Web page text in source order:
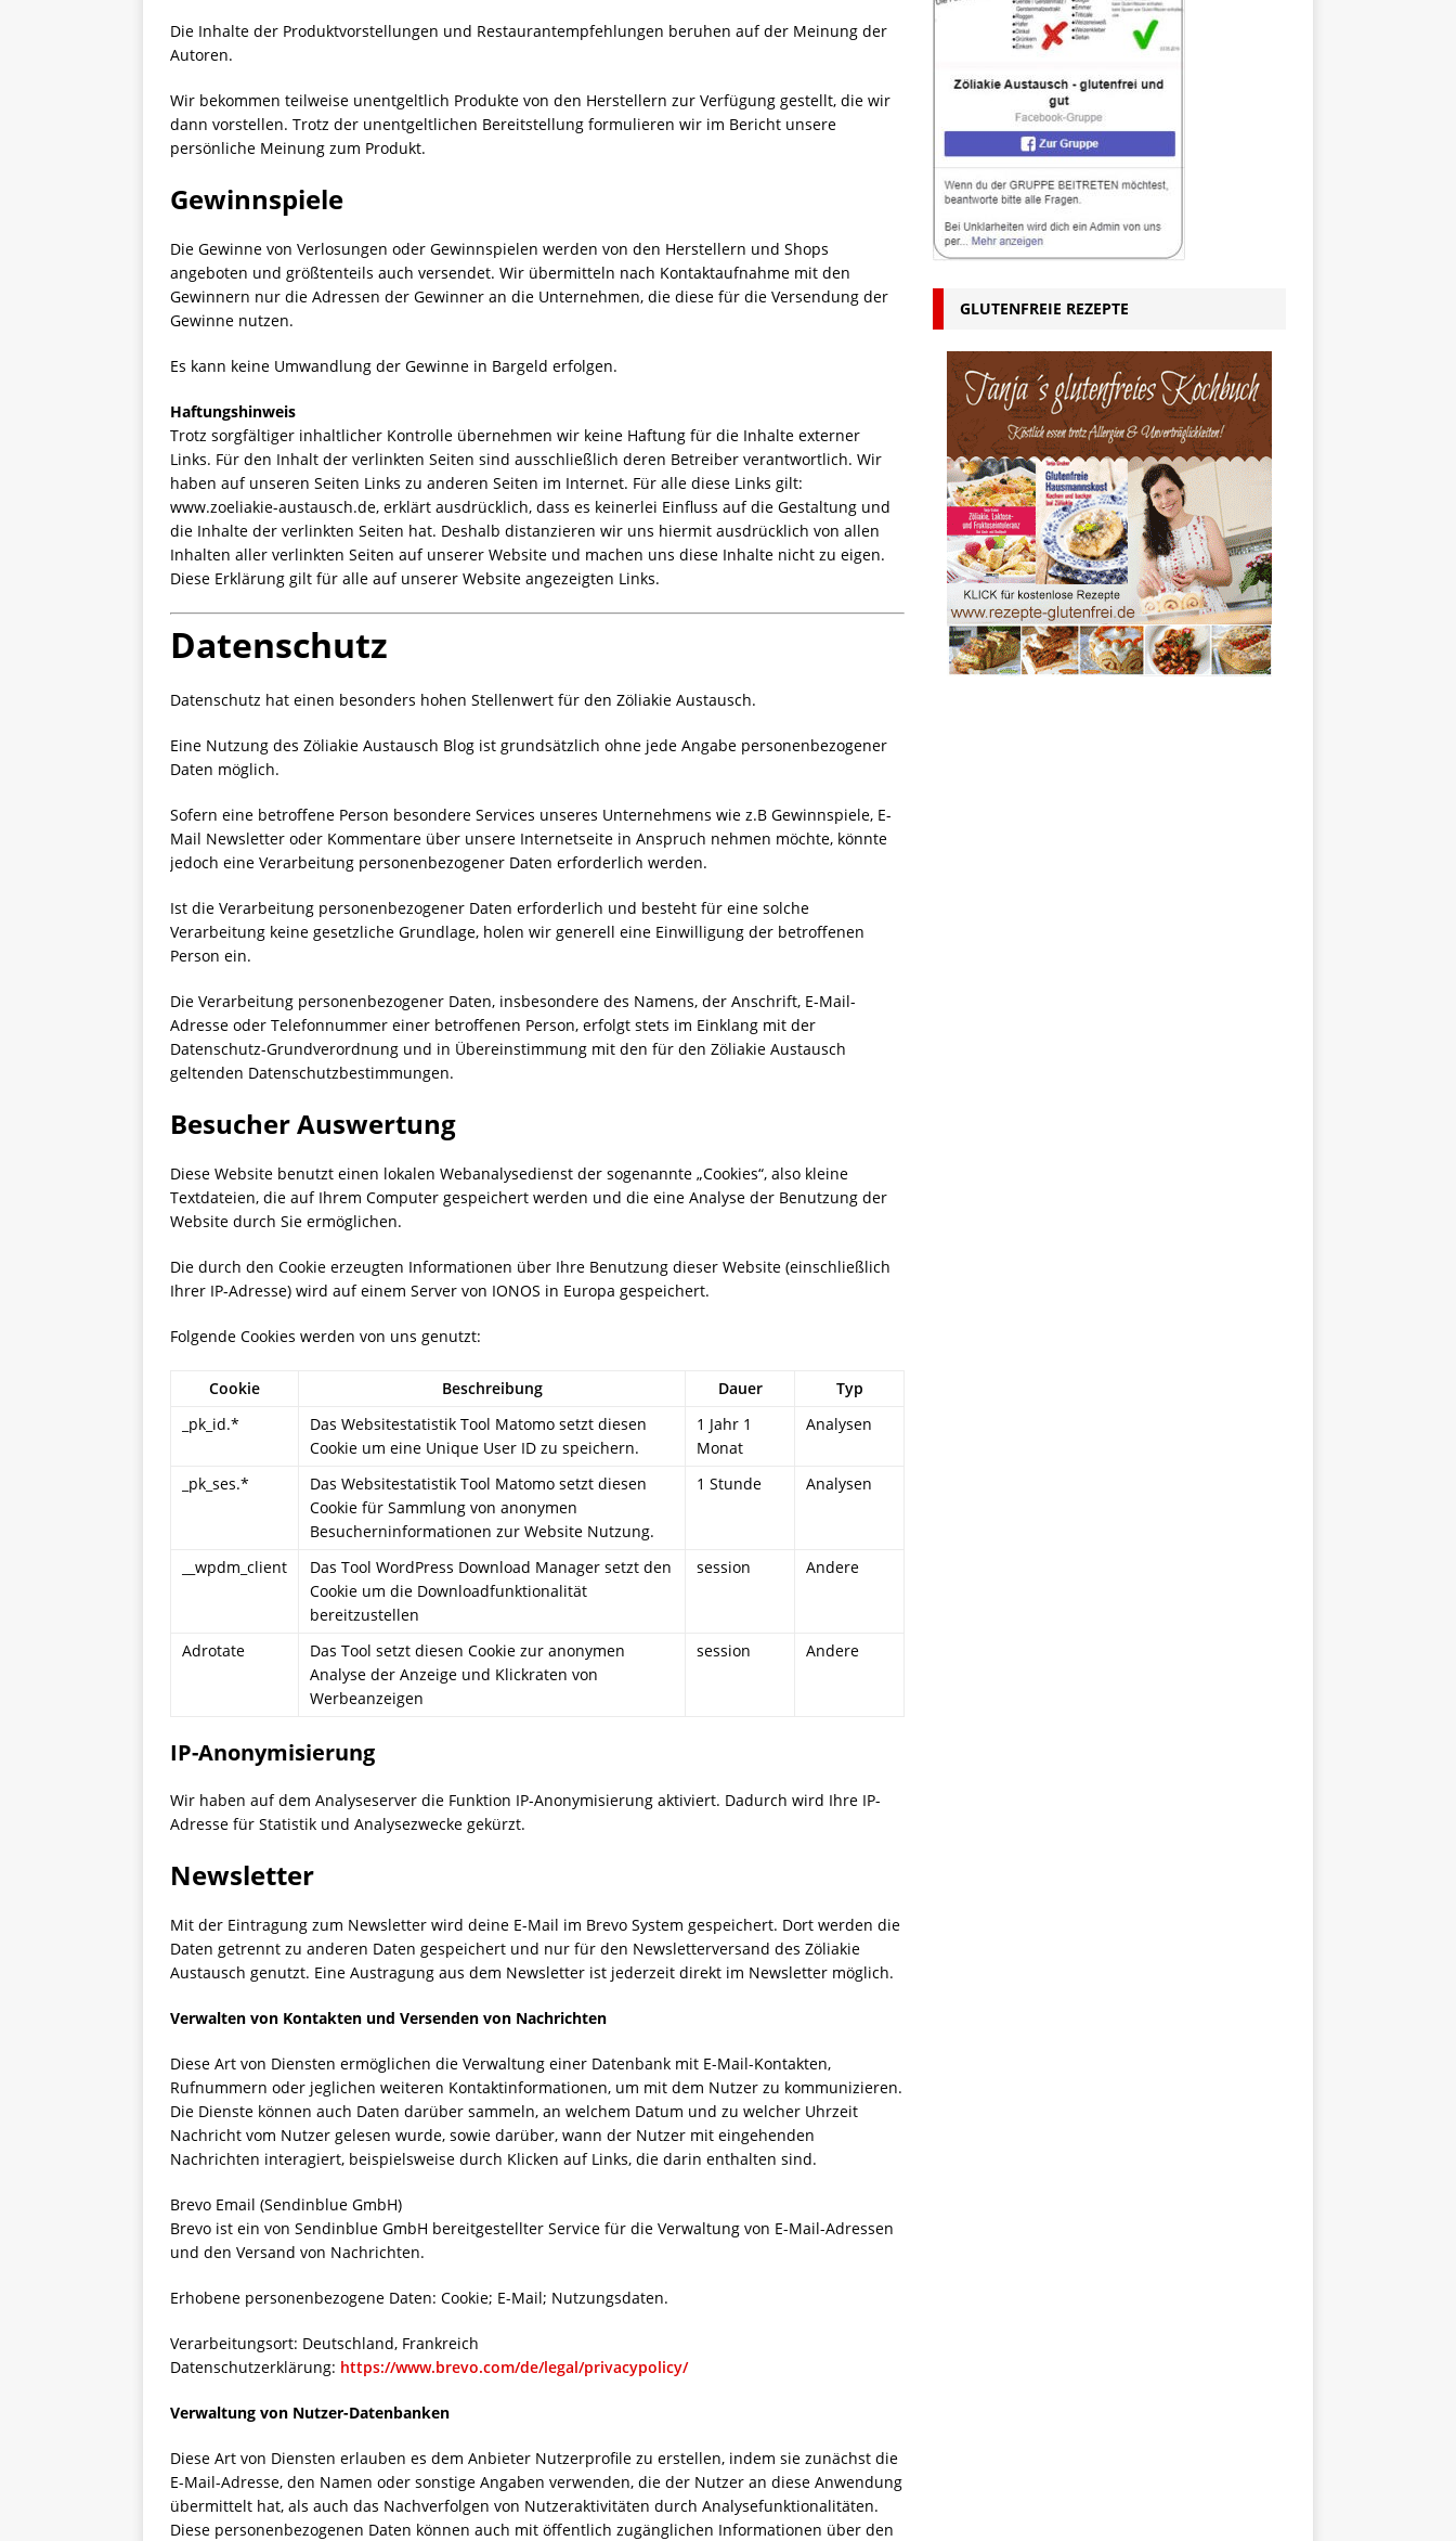
Die Inhalte der Produktvorstellungen und Restaurantempfehlungen beruhen auf der Meinung der
Autoren.
Wir bekommen teilweise unentgeltlich Produkte von den Herstellern zur Verfügung gestellt, die wir
dann vorstellen. Trotz der unentgeltlichen Bereitstellung formulieren wir im Bericht unsere
persönliche Meinung zum Produkt.
Gewinnspiele
Die Gewinne von Verlosungen oder Gewinnspielen werden von den Herstellern und Shops
angeboten und größtenteils auch versendet. Wir übermitteln nach Kontaktaufnahme mit den
Gewinnern nur die Adressen der Gewinner an die Unternehmen, die diese für die Versendung der
Gewinne nutzen.
Es kann keine Umwandlung der Gewinne in Bargeld erfolgen.
Haftungshinweis
Trotz sorgfältiger inhaltlicher Kontrolle übernehmen wir keine Haftung für die Inhalte externer
Links. Für den Inhalt der verlinkten Seiten sind ausschließlich deren Betreiber verantwortlich. Wir
haben auf unseren Seiten Links zu anderen Seiten im Internet. Für alle diese Links gilt:
www.zoeliakie-austausch.de, erklärt ausdrücklich, dass es keinerlei Einfluss auf die Gestaltung und
die Inhalte der verlinkten Seiten hat. Deshalb distanzieren wir uns hiermit ausdrücklich von allen
Inhalten aller verlinkten Seiten auf unserer Website und machen uns diese Inhalte nicht zu eigen.
Diese Erklärung gilt für alle auf unserer Website angezeigten Links.
Datenschutz
Datenschutz hat einen besonders hohen Stellenwert für den Zöliakie Austausch.
Eine Nutzung des Zöliakie Austausch Blog ist grundsätzlich ohne jede Angabe personenbezogener
Daten möglich.
Sofern eine betroffene Person besondere Services unseres Unternehmens wie z.B Gewinnspiele, E-
Mail Newsletter oder Kommentare über unsere Internetseite in Anspruch nehmen möchte, könnte
jedoch eine Verarbeitung personenbezogener Daten erforderlich werden.
Ist die Verarbeitung personenbezogener Daten erforderlich und besteht für eine solche
Verarbeitung keine gesetzliche Grundlage, holen wir generell eine Einwilligung der betroffenen
Person ein.
Die Verarbeitung personenbezogener Daten, insbesondere des Namens, der Anschrift, E-Mail-
Adresse oder Telefonnummer einer betroffenen Person, erfolgt stets im Einklang mit der
Datenschutz-Grundverordnung und in Übereinstimmung mit den für den Zöliakie Austausch
geltenden Datenschutzbestimmungen.
Besucher Auswertung
Diese Website benutzt einen lokalen Webanalysedienst der sogenannte „Cookies“, also kleine
Textdateien, die auf Ihrem Computer gespeichert werden und die eine Analyse der Benutzung der
Website durch Sie ermöglichen.
Die durch den Cookie erzeugten Informationen über Ihre Benutzung dieser Website (einschließlich
Ihrer IP-Adresse) wird auf einem Server von IONOS in Europa gespeichert.
Folgende Cookies werden von uns genutzt:
Cookie Beschreibung Dauer
Typ
_pk_id.*
Das Websitestatistik Tool Matomo setzt diesen
Cookie um eine Unique User ID zu speichern.
1 Jahr 1
Monat
Analysen
_pk_ses.*
Das Websitestatistik Tool Matomo setzt diesen
Cookie für Sammlung von anonymen
Besucherninformationen zur Website Nutzung.
1 Stunde Analysen
__wpdm_client
Das Tool WordPress Download Manager setzt den
Cookie um die Downloadfunktionalität
bereitzustellen
session Andere
Adrotate
Das Tool setzt diesen Cookie zur anonymen
Analyse der Anzeige und Klickraten von
Werbeanzeigen
session Andere
IP-Anonymisierung
Wir haben auf dem Analyseserver die Funktion IP-Anonymisierung aktiviert. Dadurch wird Ihre IP-
Adresse für Statistik und Analysezwecke gekürzt.
Newsletter
Mit der Eintragung zum Newsletter wird deine E-Mail im Brevo System gespeichert. Dort werden die
Daten getrennt zu anderen Daten gespeichert und nur für den Newsletterversand des Zöliakie
Austausch genutzt. Eine Austragung aus dem Newsletter ist jederzeit direkt im Newsletter möglich.
Verwalten von Kontakten und Versenden von Nachrichten
Diese Art von Diensten ermöglichen die Verwaltung einer Datenbank mit E-Mail-Kontakten,
Rufnummern oder jeglichen weiteren Kontaktinformationen, um mit dem Nutzer zu kommunizieren.
Die Dienste können auch Daten darüber sammeln, an welchem Datum und zu welcher Uhrzeit
Nachricht vom Nutzer gelesen wurde, sowie darüber, wann der Nutzer mit eingehenden
Nachrichten interagiert, beispielsweise durch Klicken auf Links, die darin enthalten sind.
Brevo Email (Sendinblue GmbH)
Brevo ist ein von Sendinblue GmbH bereitgestellter Service für die Verwaltung von E-Mail-Adressen
und den Versand von Nachrichten.
Erhobene personenbezogene Daten: Cookie; E-Mail; Nutzungsdaten.
Verarbeitungsort: Deutschland, Frankreich
Datenschutzerklärung: https://www.brevo.com/de/legal/privacypolicy/
Verwaltung von Nutzer-Datenbanken
Diese Art von Diensten erlauben es dem Anbieter Nutzerprofile zu erstellen, indem sie zunächst die
E-Mail-Adresse, den Namen oder sonstige Angaben verwenden, die der Nutzer an diese Anwendung
übermittelt hat, als auch das Nachverfolgen von Nutzeraktivitäten durch Analysefunktionalitäten.
Diese personenbezogenen Daten können auch mit öffentlich zugänglichen Informationen über den
GLUTENFREIE REZEPTE